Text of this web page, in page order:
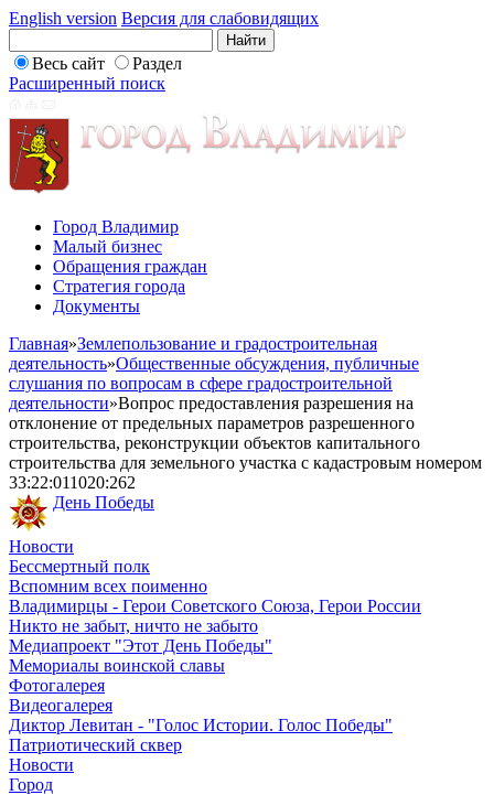
English version Версия для слабовидящих
Весь сайт
Раздел
Расширенный поиск
Город Владимир
Малый бизнес
Обращения граждан
Стратегия города
Документы
Главная»Землепользование и градостроительная
деятельность»Общественные обсуждения, публичные
слушания по вопросам в сфере градостроительной
деятельности»Вопрос предоставления разрешения на
отклонение от предельных параметров разрешенного
строительства, реконструкции объектов капитального
строительства для земельного участка с кадастровым номером
33:22:011020:262
День Победы
Новости
Бессмертный полк
Вспомним всех поименно
Владимирцы - Герои Советского Союза, Герои России
Никто не забыт, ничто не забыто
Медиапроект "Этот День Победы"
Мемориалы воинской славы
Фотогалерея
Видеогалерея
Диктор Левитан - "Голос Истории. Голос Победы"
Патриотический сквер
Новости
Город